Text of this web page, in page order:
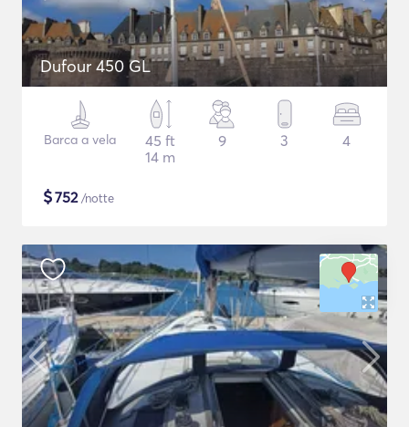
Dufour 450 GL
Barca a vela
45 ft
14 m
9 3 4
$752/notte